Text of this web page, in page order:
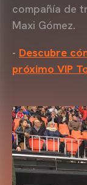
compañía de
Maxi Gómez.
- Descubre
próximo VIP